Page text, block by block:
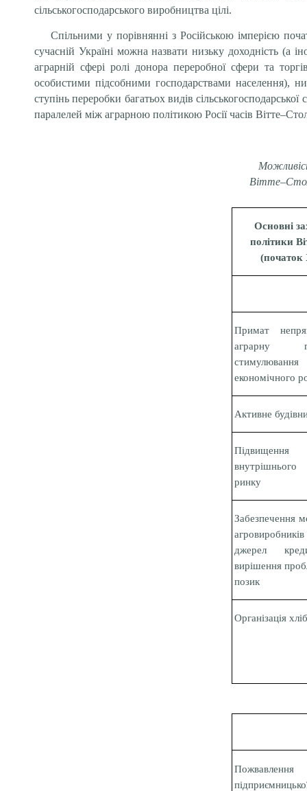
сільськогосподарського виробництва цілі.
Спільними у порівнянні з Російською імперією
сучасній Україні можна назвати низьку доходність (а
аграрній сфері ролі донора переробної сфери та
особистими підсобними господарствами населення),
ступінь переробки багатьох видів
паралелей між аграрною політикою Росії часів
Основні
політики
(початок
Примат
аграрну
економічного
Активне
ринку
Забезпечення
джерел
вирішення
позик
Організація
Пожвавлення